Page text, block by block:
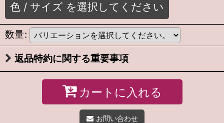
色 / サイズ を選択してください
数量:
返品特約に関する重要事項
カートに入れる
お問い合わせ